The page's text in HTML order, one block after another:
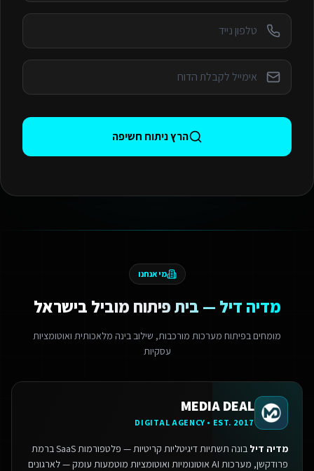
הרץ ניתוח חשיפה
מי אנחנו
מדיה דיל — בית פיתוח מוביל בישראל
מומחים בפיתוח מערכות מורכבות, שילוב בינה מלאכותית ואוטומציות
עסקיות
MEDIA DEAL
DIGITAL AGENCY • EST. 2017
מדיה דיל
בונה תשתיות דיגיטליות קריטיות — פלטפורמות SaaS ברמת
פרודקשן, מערכות AI אוטונומיות ואוטומציות מוטמעות עומק — לארגונים